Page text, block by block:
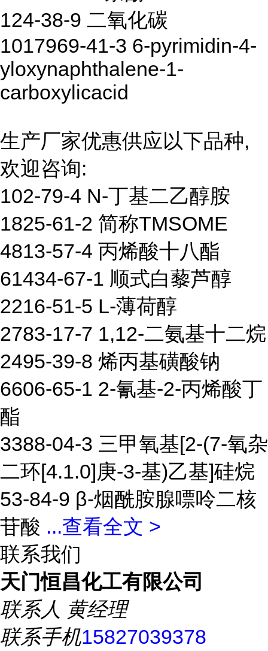
124-38-9 二氧化碳
1017969-41-3 6-pyrimidin-4-
yloxynaphthalene-1-
carboxylicacid
生产厂家优惠供应以下品种,
欢迎咨询:
102-79-4 N-丁基二乙醇胺
1825-61-2 简称TMSOME
4813-57-4 丙烯酸十八酯
61434-67-1 顺式白藜芦醇
2216-51-5 L-薄荷醇
2783-17-7 1,12-二氨基十二烷
2495-39-8 烯丙基磺酸钠
6606-65-1 2-氰基-2-丙烯酸丁
酯
3388-04-3 三甲氧基[2-(7-氧杂
二环[4.1.0]庚-3-基)乙基]硅烷
53-84-9 β-烟酰胺腺嘌呤二核
苷酸 ...查看全文 >
联系我们
天门恒昌化工有限公司
联系人 黄经理
联系手机15827039378